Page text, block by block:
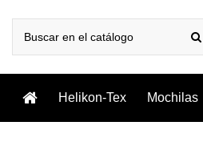
Helikon-Tex Mochilas